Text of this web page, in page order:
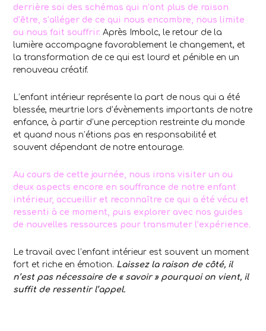
derrière soi des schémas qui n’ont plus de raison
d’être, s’alléger de ce qui nous encombre, nous limite
ou nous fait souffrir. Après Imbolc, le retour de la
lumière accompagne favorablement le changement, et
la transformation de ce qui est lourd et pénible en un
renouveau créatif.
L’enfant intérieur représente la part de nous qui a été
blessée, meurtrie lors d’évènements importants de notre
enfance, à partir d’une perception restreinte du monde
et quand nous n’étions pas en responsabilité et
souvent dépendant de notre entourage.
Au cours de cette journée, nous irons visiter un ou
deux aspects encore en souffrance de notre enfant
intérieur, accueillir et reconnaître ce qui a été vécu et
ressenti à ce moment, puis explorer avec nos guides
de nouvelles ressources pour transmuter l’expérience.
Le travail avec l’enfant intérieur est souvent un moment
fort et riche en émotion. Laissez la raison de côté, il
n’est pas nécessaire de « savoir » pourquoi on vient, il
suffit de ressentir l’appel.